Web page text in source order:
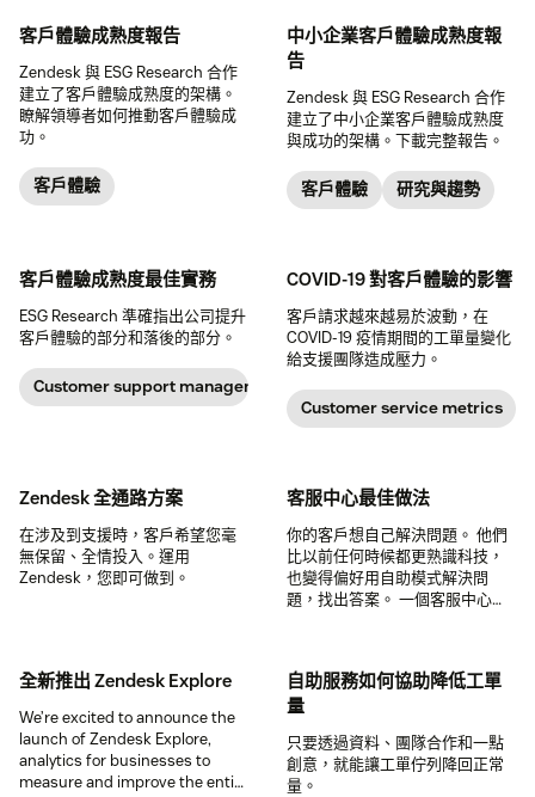
客戶體驗成熟度報告
Zendesk 與 ESG Research 合作
建立了客戶體驗成熟度的架構。
瞭解領導者如何推動客戶體驗成
功。
客戶體驗
中小企業客戶體驗成熟度報
告
Zendesk 與 ESG Research 合作
建立了中小企業客戶體驗成熟度
與成功的架構。下載完整報告。
客戶體驗 研究與趨勢
客戶體驗成熟度最佳實務
ESG Research 準確指出公司提升
客戶體驗的部分和落後的部分。
Customer support management
COVID-19 對客戶體驗的影響
客戶請求越來越易於波動，在
COVID-19 疫情期間的工單量變化
給支援團隊造成壓力。
Customer service metrics
Zendesk 全通路方案
在涉及到支援時，客戶希望您毫
無保留、全情投入。運用
Zendesk，您即可做到。
客服中心最佳做法
你的客戶想自己解決問題。 他們
比以前任何時候都更熟識科技，
也變得偏好用自助模式解決問
題，找出答案。 一個客服中心是
要它，以及一些最佳做法。
全新推出 Zendesk Explore
We’re excited to announce the
launch of Zendesk Explore,
analytics for businesses to
measure and improve the entire
自助服務如何協助降低工單
量
只要透過資料、團隊合作和一點
創意，就能讓工單佇列降回正常
量。